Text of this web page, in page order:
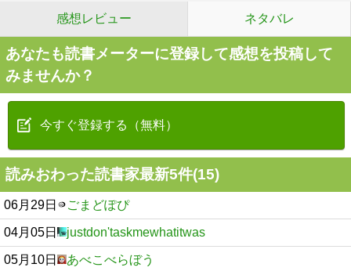
感想レビュー ネタバレ
あなたも読書メーターに登録して感想を投稿して
みませんか？
今すぐ登録する（無料）
読みおわった読書家最新5件(15)
06月29日 ごまどぽぴ
04月05日 justdon'taskmewhatitwas
05月10日 あべこべらぼう